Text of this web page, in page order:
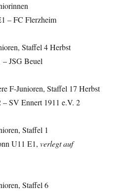
– FC Flerzheim
Staffel 4 Herbst
JSG Beuel
F-Junioren, Staffel 17 Herbst
SV Ennert 1911 e.V. 2
Staffel 1
U11 E1,verlegt auf
Staffel 6